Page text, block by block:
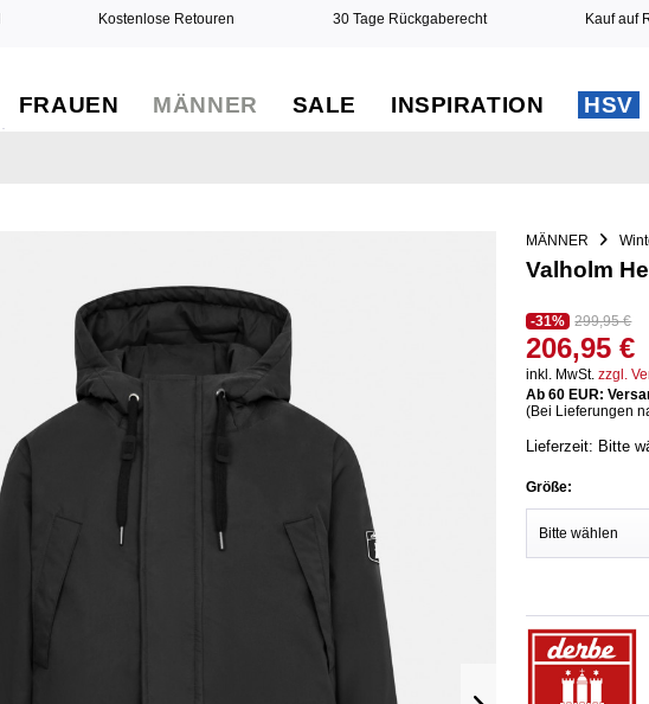
Kostenlose Retouren 30 Tage Rückgaberecht Kauf auf
FRAUEN MÄNNER SALE INSPIRATION HSV
MÄNNER
Valholm
-31% 299,95 €
206,95 €
inkl. MwSt.zzgl.
Ab 60 EUR:
(Bei Lieferungen
Lieferzeit: Bitte
Größe: